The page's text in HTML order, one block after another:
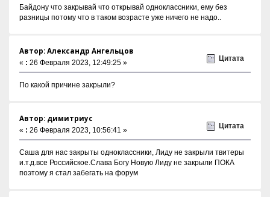
Байдону что закрывай что открывай одноклассники, ему без
разницы потому что в таком возрасте уже ничего не надо..
Автор: Александр Ангельцов
« : 26 Февраля 2023, 12:49:25 »
Цитата
По какой причине закрыли?
Автор: димитриус
« : 26 Февраля 2023, 10:56:41 »
Цитата
Саша для нас закрыты одноклассники, Лиду не закрыли твитеры
и.т.д.все Российское.Слава Богу Новую Лиду не закрыли ПОКА
поэтому я стал забегать на форум